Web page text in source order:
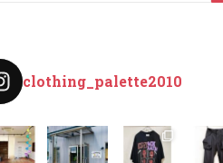
clothing_palette2010